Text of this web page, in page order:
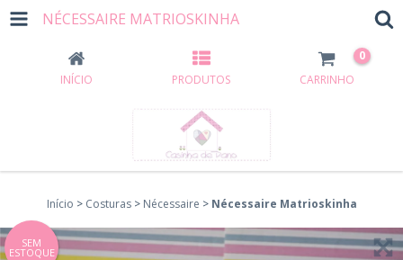
NÉCESSAIRE MATRIOSKINHA
INÍCIO PRODUTOS CARRINHO
0
Início > Costuras > Nécessaire > Nécessaire Matrioskinha
SEM
ESTOQUE